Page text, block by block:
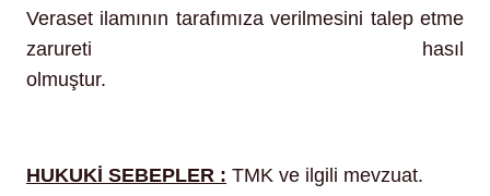
Veraset ilamının tarafımıza verilmesini talep etme
zarureti hasıl
olmuştur.
HUKUKİ SEBEPLER : TMK ve ilgili mevzuat.